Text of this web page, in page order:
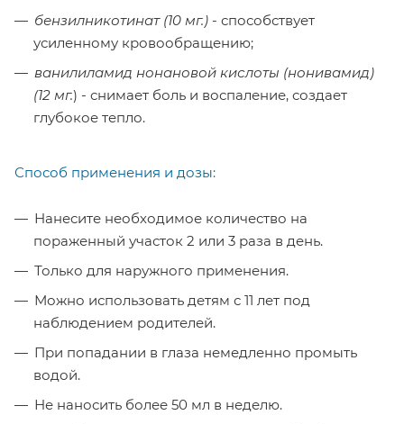
бензилникотинат (10 мг.) - способствует
усиленному кровообращению;
ванилиламид нонановой кислоты (нонивамид)
(12 мг.) - снимает боль и воспаление, создает
глубокое тепло.
Способ применения и дозы:
Нанесите необходимое количество на
пораженный участок 2 или 3 раза в день.
Только для наружного применения.
Можно использовать детям с 11 лет под
наблюдением родителей.
При попадании в глаза немедленно промыть
водой.
Не наносить более 50 мл в неделю.